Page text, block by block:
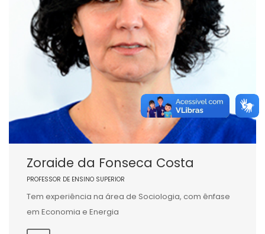
Zoraide da Fonseca Costa
PROFESSOR DE ENSINO SUPERIOR
Tem experiência na área de Sociologia, com ênfase
em Economia e Energia